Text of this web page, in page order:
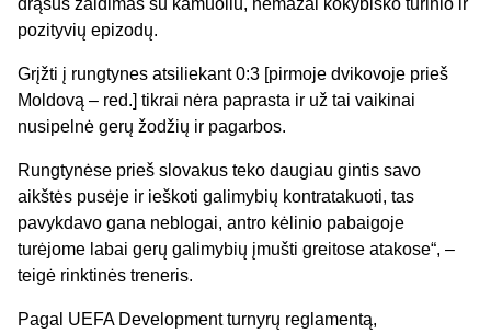
pozityvių epizodų.
Grįžti į rungtynes atsiliekant 0:3 [pirmoje dvikovoje prieš
Moldovą – red.] tikrai nėra paprasta ir už tai vaikinai
nusipelnė gerų žodžių ir pagarbos.
Rungtynėse prieš slovakus teko daugiau gintis savo
aikštės pusėje ir ieškoti galimybių kontratakuoti, tas
pavykdavo gana neblogai, antro kėlinio pabaigoje
turėjome labai gerų galimybių įmušti greitose atakose“, –
teigė rinktinės treneris.
Pagal UEFA Development turnyrų reglamentą,